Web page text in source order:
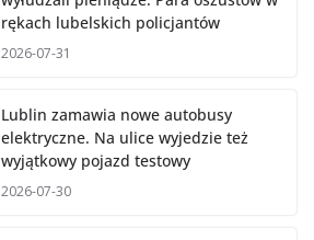
rękach lubelskich policjantów
2026-07-31
Lublin zamawia nowe autobusy
elektryczne. Na ulice wyjedzie też
wyjątkowy pojazd testowy
2026-07-30